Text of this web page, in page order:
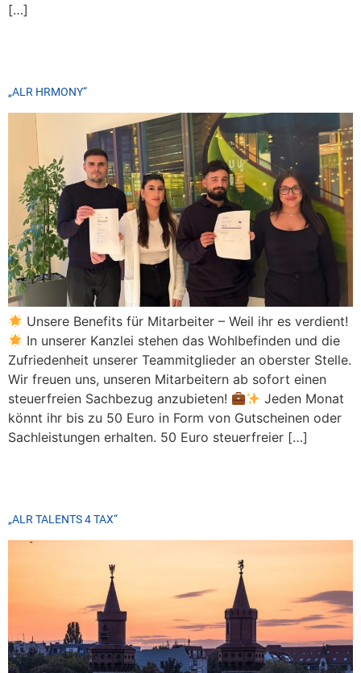
[…]
„ALR HRMONY“
Unsere Benefits für Mitarbeiter – Weil ihr es verdient!
In unserer Kanzlei stehen das Wohlbefinden und die
Zufriedenheit unserer Teammitglieder an oberster Stelle.
Wir freuen uns, unseren Mitarbeitern ab sofort einen
steuerfreien Sachbezug anzubieten!
Jeden Monat
könnt ihr bis zu 50 Euro in Form von Gutscheinen oder
Sachleistungen erhalten. 50 Euro steuerfreier […]
„ALR TALENTS 4 TAX“